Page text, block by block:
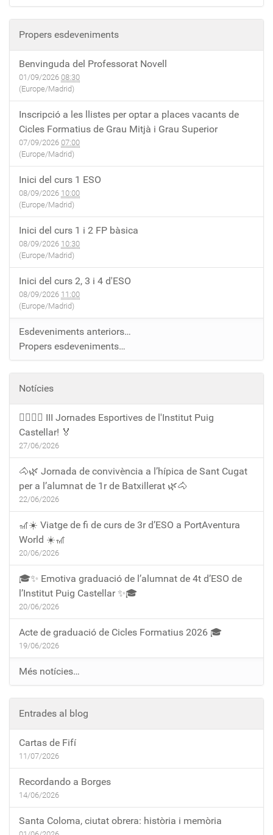
Propers esdeveniments
Benvinguda del Professorat Novell
01/09/2026 08:30
(Europe/Madrid)
Inscripció a les llistes per optar a places vacants de
Cicles Formatius de Grau Mitjà i Grau Superior
07/09/2026 07:00
(Europe/Madrid)
Inici del curs 1 ESO
08/09/2026 10:00
(Europe/Madrid)
Inici del curs 1 i 2 FP bàsica
08/09/2026 10:30
(Europe/Madrid)
Inici del curs 2, 3 i 4 d'ESO
08/09/2026 11:00
(Europe/Madrid)
Esdeveniments anteriors…
Propers esdeveniments…
Notícies
🏃‍♀️🏃‍♂️ III Jornades Esportives de l'Institut Puig
Castellar! 🏅
27/06/2026
🐴🌿 Jornada de convivència a l’hípica de Sant Cugat
per a l’alumnat de 1r de Batxillerat 🌿🐴
22/06/2026
🎢☀️ Viatge de fi de curs de 3r d’ESO a PortAventura
World ☀️🎢
20/06/2026
🎓✨ Emotiva graduació de l’alumnat de 4t d’ESO de
l’Institut Puig Castellar ✨🎓
20/06/2026
Acte de graduació de Cicles Formatius 2026 🎓
19/06/2026
Més notícies…
Entrades al blog
Cartas de Fifí
11/07/2026
Recordando a Borges
14/06/2026
Santa Coloma, ciutat obrera: història i memòria